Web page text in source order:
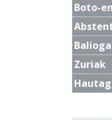
Boto-
Zuriak